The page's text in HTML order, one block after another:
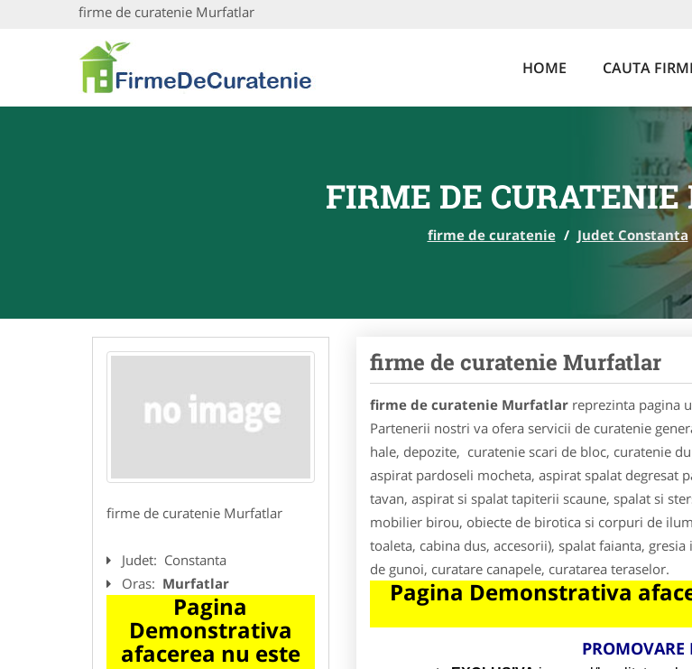
firme de curatenie Murfatlar
HOME CAUTA
FIRME DE
firme de curatenie / Judet Constanta
firme de curatenie Murfatlar
Judet: Constanta
Oras: Murfatlar
Pagina
Demonstrativa
afacerea nu este
firme de curatenie Murfatlar
firme de curatenie Murfatlarreprezinta pagina
Partenerii nostri va ofera servicii de curatenie
hale, depozite, curatenie scari de bloc, curatenie
aspirat pardoseli mocheta, aspirat spalat degresat
tavan, aspirat si spalat tapiterii scaune, spalat si
mobilier birou, obiecte de birotica si corpuri de
toaleta, cabina dus, accesorii), spalat faianta,
de gunoi, curatare canapele, curatarea teraselor.
Pagina Demonstrativa
PROMOVARE